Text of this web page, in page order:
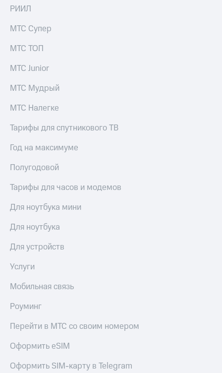
РИИЛ
МТС Супер
МТС ТОП
МТС Junior
МТС Мудрый
МТС Налегке
Тарифы для спутникового ТВ
Год на максимуме
Полугодовой
Тарифы для часов и модемов
Для ноутбука мини
Для ноутбука
Для устройств
Услуги
Мобильная связь
Роуминг
Перейти в МТС со своим номером
Оформить eSIM
Оформить SIM-карту в Telegram